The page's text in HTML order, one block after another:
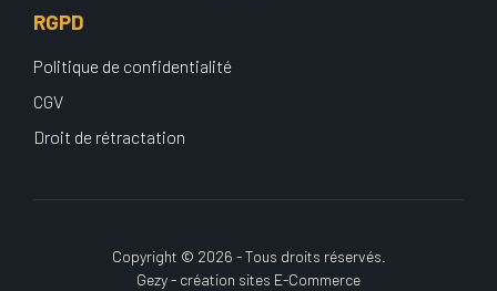
RGPD
Politique de confidentialité
CGV
Droit de rétractation
Copyright © 2026 - Tous droits réservés.
Gezy - création sites E-Commerce